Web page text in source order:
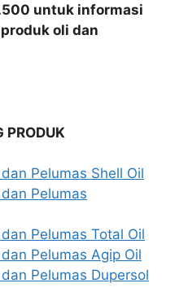
untuk informasi
oli dan
PRODUK
Pelumas Shell Oil
Pelumas
Pelumas Total Oil
Pelumas Agip Oil
Pelumas Dupersol